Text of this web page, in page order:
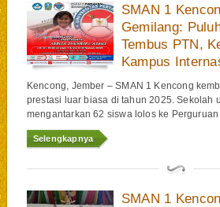
SMAN 1
Gemilang:
Tembus PTN,
Kampus
Kencong, Jember – SMAN 1 Kencong
prestasi luar biasa di tahun 2025. Sekolah
mengantarkan 62 siswa lolos ke Perguruan
Selengkapnya
SMAN 1